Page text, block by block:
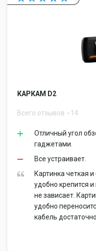
КАРКАМ D2
Всего отзывов 14
Отличный угол
гаджетами.
Все устраивает.
Картинка четкая
удобно крепится
не зависает.
удобно
кабель